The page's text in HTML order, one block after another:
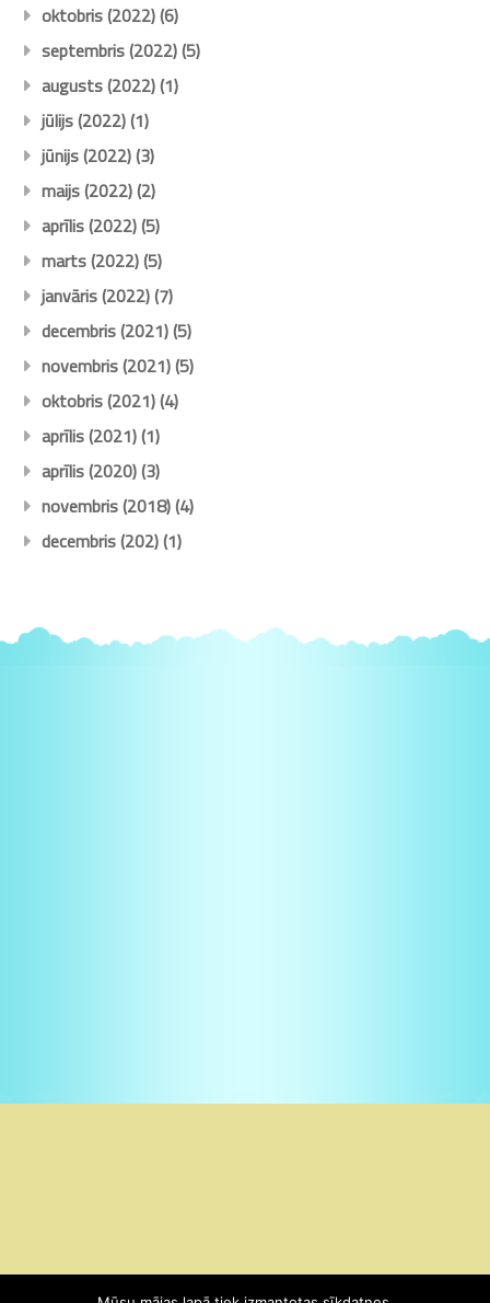
oktobris (2022)(6)
septembris (2022)(5)
augusts (2022)(1)
jūlijs (2022)(1)
jūnijs (2022)(3)
maijs (2022)(2)
aprīlis (2022)(5)
marts (2022)(5)
janvāris (2022)(7)
decembris (2021)(5)
novembris (2021)(5)
oktobris (2021)(4)
aprīlis (2021)(1)
aprīlis (2020)(3)
novembris (2018)(4)
decembris (202)(1)